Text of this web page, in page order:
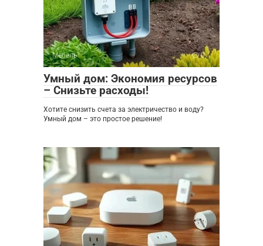
Мебель 0
Умный дом: Экономия ресурсов
– Снизьте расходы!
Хотите снизить счета за электричество и воду?
Умный дом – это простое решение!